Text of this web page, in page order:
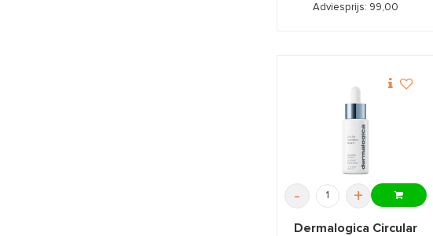
Adviesprijs: 99,00
- +
Dermalogica Circular